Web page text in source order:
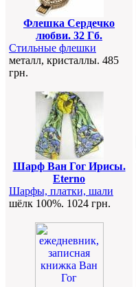
Флешка Сердечко
любви. 32 Гб.
Стильные флешки
металл, кристаллы. 485
грн.
Шарф Ван Гог Ирисы.
Eterno
Шарфы, платки, шали
шёлк 100%. 1024 грн.